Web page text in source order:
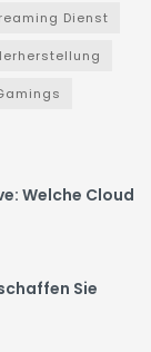
Dienst
Welche Cloud
Sie